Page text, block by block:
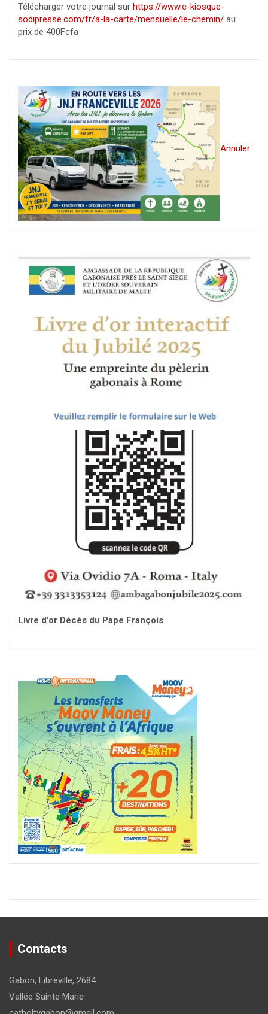
Télécharger votre journal sur https://www.e-kiosque-
sodipresse.com/fr/a-la-carte/mensuelle/le-chemin/ au
prix de 400Fcfa
Annuler
Livre d'or Décès du Pape François
Contacts
Gabon, Libreville, 2684
Vallée Sainte Marie